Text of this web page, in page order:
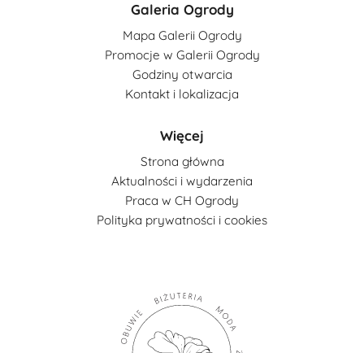
Galeria Ogrody
Mapa Galerii Ogrody
Promocje w Galerii Ogrody
Godziny otwarcia
Kontakt i lokalizacja
Więcej
Strona główna
Aktualności i wydarzenia
Praca w CH Ogrody
Polityka prywatności i cookies